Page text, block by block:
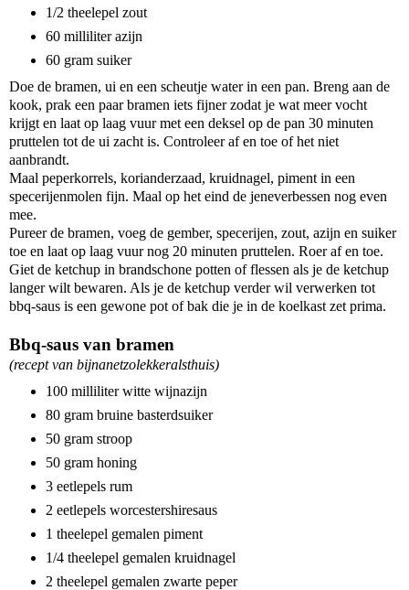
1/2 theelepel zout
60 milliliter azijn
60 gram suiker
Doe de bramen, ui en een scheutje water in een pan. Breng aan de
kook, prak een paar bramen iets fijner zodat je wat meer vocht
krijgt en laat op laag vuur met een deksel op de pan 30 minuten
pruttelen tot de ui zacht is. Controleer af en toe of het niet
aanbrandt.
Maal peperkorrels, korianderzaad, kruidnagel, piment in een
specerijenmolen fijn. Maal op het eind de jeneverbessen nog even
mee.
Pureer de bramen, voeg de gember, specerijen, zout, azijn en suiker
toe en laat op laag vuur nog 20 minuten pruttelen. Roer af en toe.
Giet de ketchup in brandschone potten of flessen als je de ketchup
langer wilt bewaren. Als je de ketchup verder wil verwerken tot
bbq-saus is een gewone pot of bak die je in de koelkast zet prima.
Bbq-saus van bramen
(recept van bijnanetzolekkeralsthuis)
100 milliliter witte wijnazijn
80 gram bruine basterdsuiker
50 gram stroop
50 gram honing
3 eetlepels rum
2 eetlepels worcestershiresaus
1 theelepel gemalen piment
1/4 theelepel gemalen kruidnagel
2 theelepel gemalen zwarte peper